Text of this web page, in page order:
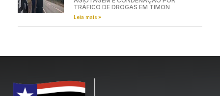
TRÁFICO DE DROGAS EM TIMON
Leia mais »